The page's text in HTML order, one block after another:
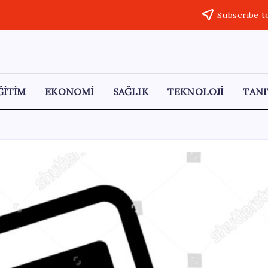
Subscribe
EKONOMİ SAĞLIK TEKNOLOJİ